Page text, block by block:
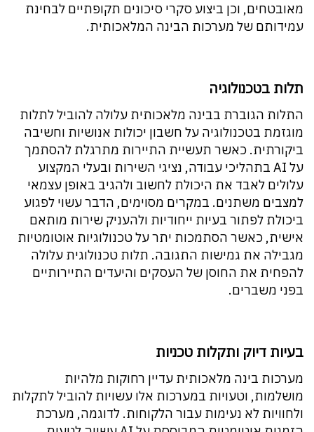
מאובטחים, וכן ביצוע סקרי סיכונים תקופתיים לבחינת
עמידותם של מערכות הבינה המלאכותית.
תלות בטכנולוגיה
התלות הגוברת בבינה מלאכותית עלולה להוביל לתלות
מוגזמת בטכנולוגיה על חשבון יכולות אנושיות וחשיבה
ביקורתית. כאשר תעשיית התיירות מתרגלת להסתמך
על AI בתהליכי עבודה, נציגי השירות ובעלי המקצוע
עלולים לאבד את היכולת לחשוב ולהגיב באופן עצמאי
למצבים משתנים. במקרים מסוימים, הדבר עשוי לפגוע
ביכולת לפתור בעיות ייחודיות ולהעניק שירות מותאם
אישית, כאשר הסתמכות יתר על טכנולוגיות אוטומטיות
מגבילה את גמישות התגובה. תלות טכנולוגית עלולה
להפחית את החוסן של העסקים והיעדים התיירותיים
בפני משברים.
בעיות דיוק ותקלות טכניות
מערכות בינה מלאכותית עדיין רחוקות מלהיות
מושלמות, וטעויות במערכות אלו עשויות להוביל לתקלות
ולחוויות לא נעימות עבור הלקוחות. לדוגמה, מערכת